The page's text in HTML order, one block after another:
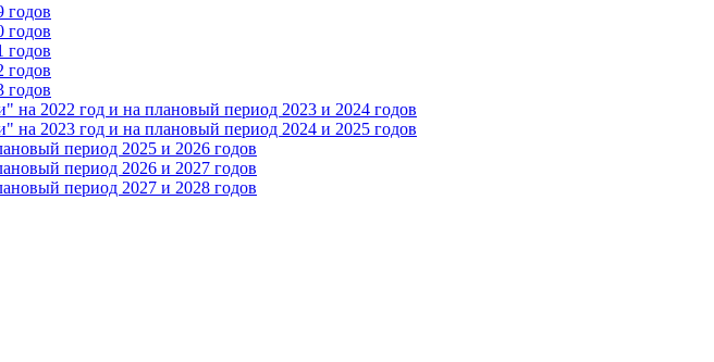
годов
годов
годов
годов
годов
2022 год и на плановый период 2023 и 2024 годов
2023 год и на плановый период 2024 и 2025 годов
период 2025 и 2026 годов
период 2026 и 2027 годов
период 2027 и 2028 годов